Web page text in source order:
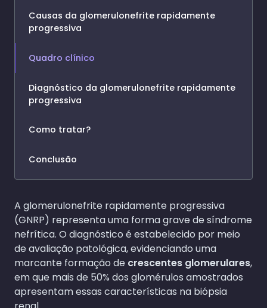
Causas da glomerulonefrite rapidamente
progressiva
Quadro clínico
Diagnóstico da glomerulonefrite rapidamente
progressiva
Como tratar?
Conclusão
A glomerulonefrite rapidamente progressiva
(GNRP) representa uma forma grave de síndrome
nefrítica. O diagnóstico é estabelecido por meio
de avaliação patológica, evidenciando uma
marcante formação de crescentes glomerulares,
em que mais de 50% dos glomérulos amostrados
apresentam essas características na biópsia